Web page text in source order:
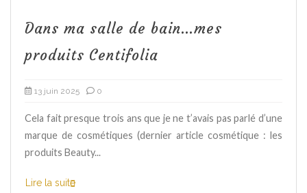
Dans ma salle de bain…mes
produits Centifolia
13 juin 2025 0
Cela fait presque trois ans que je ne t’avais pas parlé d’une
marque de cosmétiques (dernier article cosmétique : les
produits Beauty...
Lire la suite